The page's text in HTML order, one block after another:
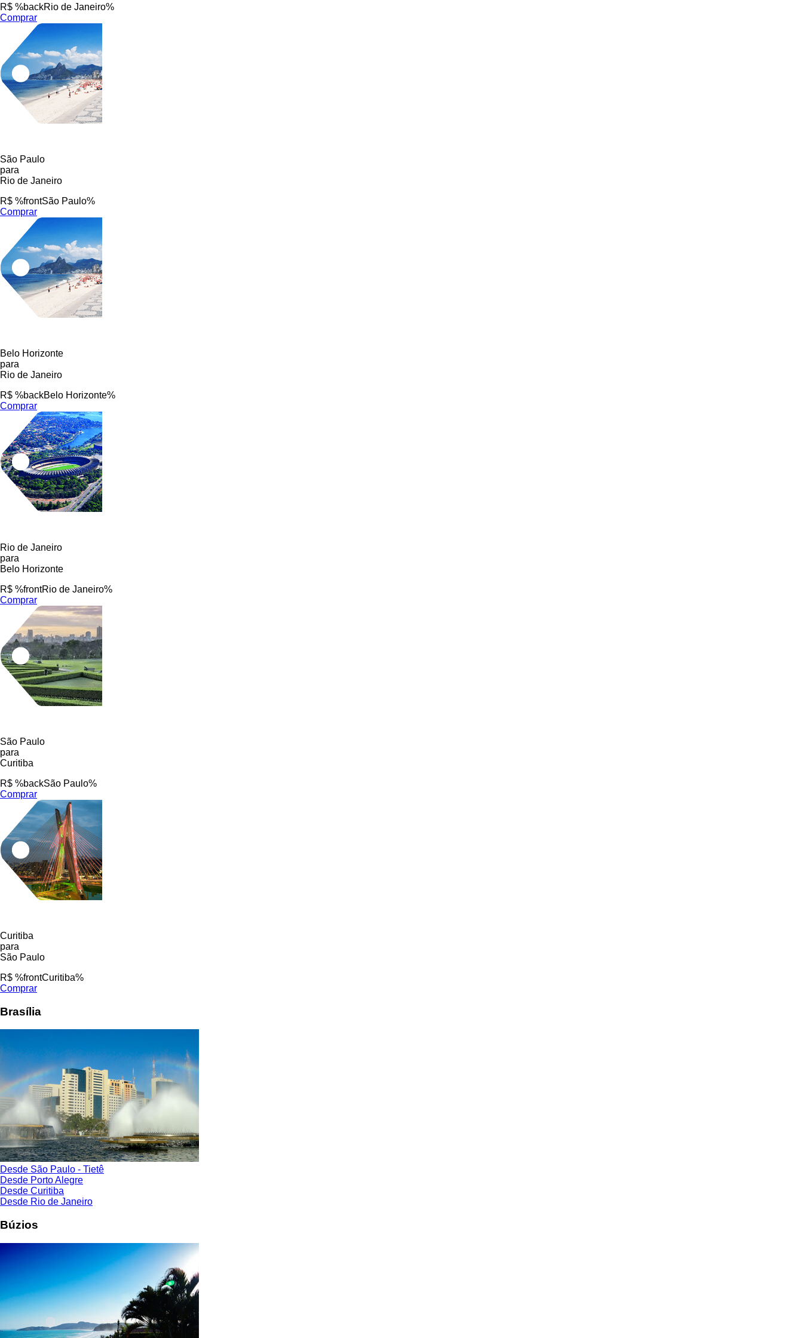
R$ %backRio de Janeiro%
Comprar
São Paulo
para
Rio de Janeiro
R$ %frontSão Paulo%
Comprar
Belo Horizonte
para
Rio de Janeiro
R$ %backBelo Horizonte%
Comprar
Rio de Janeiro
para
Belo Horizonte
R$ %frontRio de Janeiro%
Comprar
São Paulo
para
Curitiba
R$ %backSão Paulo%
Comprar
Curitiba
para
São Paulo
R$ %frontCuritiba%
Comprar
Brasília
Desde São Paulo - Tietê
Desde Porto Alegre
Desde Curitiba
Desde Rio de Janeiro
Búzios